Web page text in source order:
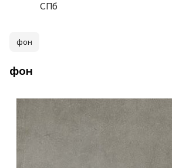
СПб
фон
фон